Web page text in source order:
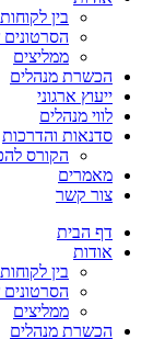
בין
הסרטונים
ממליצים
הכשרת מנהלים
ייעוץ ארגוני
לווי מנהלים
סדנאות והדרכות
הקורס
מאמרים
צור קשר
דף הבית
אודות
בין
הסרטונים
ממליצים
הכשרת מנהלים